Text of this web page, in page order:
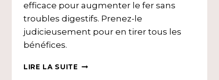
efficace pour augmenter le fer sans
troubles digestifs. Prenez-le
judicieusement pour en tirer tous les
bénéfices.
LIRE LA SUITE SE